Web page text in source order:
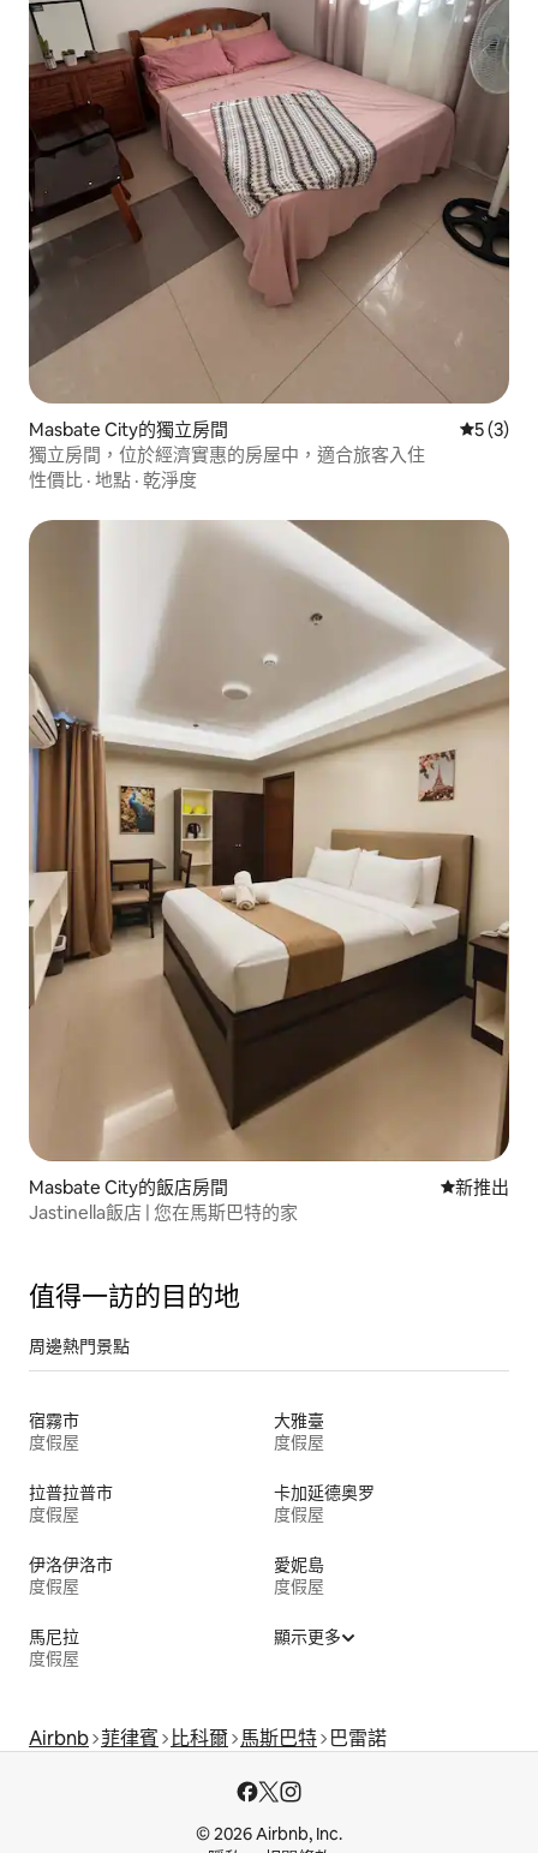
Masbate City的獨立房間 從 3 則評
5 (3)
獨立房間，位於經濟實惠的房屋中，適合旅客入住
性價比 · 地點 · 乾淨度
Masbate City的飯店房間 新住處
新推出
Jastinella飯店 | 您在馬斯巴特的家
值得一訪的目的地
周邊熱門景點
宿霧市
度假屋
大雅臺
度假屋
拉普拉普市
度假屋
卡加延德奥罗
度假屋
伊洛伊洛市
度假屋
愛妮島
度假屋
馬尼拉
度假屋
顯示更多
Airbnb 菲律賓 比科爾 馬斯巴特 巴雷諾
© 2026 Airbnb, Inc.